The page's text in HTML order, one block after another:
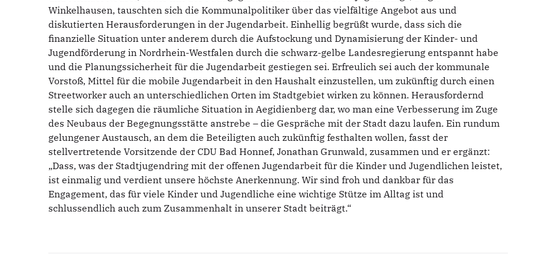
Winkelhausen, tauschten sich die Kommunalpolitiker über das vielfältige Angebot aus und
diskutierten Herausforderungen in der Jugendarbeit. Einhellig begrüßt wurde, dass sich die
finanzielle Situation unter anderem durch die Aufstockung und Dynamisierung der Kinder- und
Jugendförderung in Nordrhein-Westfalen durch die schwarz-gelbe Landesregierung entspannt habe
und die Planungssicherheit für die Jugendarbeit gestiegen sei. Erfreulich sei auch der kommunale
Vorstoß, Mittel für die mobile Jugendarbeit in den Haushalt einzustellen, um zukünftig durch einen
Streetworker auch an unterschiedlichen Orten im Stadtgebiet wirken zu können. Herausfordernd
stelle sich dagegen die räumliche Situation in Aegidienberg dar, wo man eine Verbesserung im Zuge
des Neubaus der Begegnungsstätte anstrebe – die Gespräche mit der Stadt dazu laufen. Ein rundum
gelungener Austausch, an dem die Beteiligten auch zukünftig festhalten wollen, fasst der
stellvertretende Vorsitzende der CDU Bad Honnef, Jonathan Grunwald, zusammen und er ergänzt:
„Dass, was der Stadtjugendring mit der offenen Jugendarbeit für die Kinder und Jugendlichen leistet,
ist einmalig und verdient unsere höchste Anerkennung. Wir sind froh und dankbar für das
Engagement, das für viele Kinder und Jugendliche eine wichtige Stütze im Alltag ist und
schlussendlich auch zum Zusammenhalt in unserer Stadt beiträgt.“